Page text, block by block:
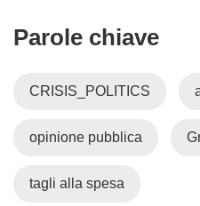
Parole chiave
CRISIS_POLITICS
opinione pubblica
tagli alla spesa